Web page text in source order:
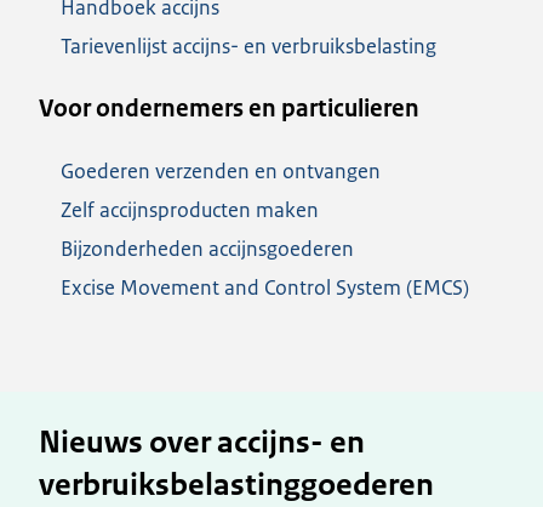
Handboek accijns
Tarievenlijst accijns- en verbruiksbelasting
Voor ondernemers en particulieren
Goederen verzenden en ontvangen
Zelf accijnsproducten maken
Bijzonderheden accijnsgoederen
Excise Movement and Control System (EMCS)
Nieuws over accijns- en
verbruiksbelastinggoederen